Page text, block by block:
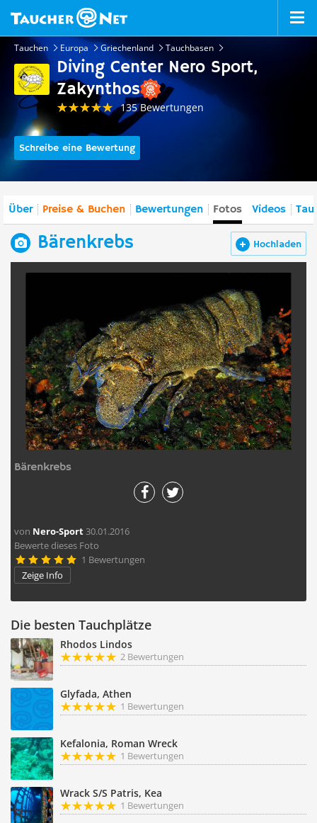
Tauchen Europa Griechenland Tauchbasen
Diving Center Nero Sport,
Zakynthos
135 Bewertungen
Schreibe eine Bewertung
Über Preise & Buchen Bewertungen Fotos Videos
Hochladen
Bärenkrebs
Bärenkrebs
von Nero-Sport30.01.2016
Bewerte dieses Foto
     1 Bewertungen
Zeige Info
Die besten Tauchplätze
Rhodos Lindos
2 Bewertungen
Glyfada, Athen
1 Bewertungen
Kefalonia, Roman Wreck
1 Bewertungen
Wrack S/S Patris, Kea
1 Bewertungen